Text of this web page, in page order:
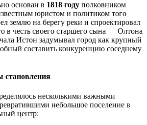
основан в 1818 году полковником
юристом и политиком того
землю на берегу реки и спроектировал
в честь своего старшего сына — Олтона
Истон задумывал город как крупный
составить конкуренцию соседнему
несколькими важными
небольшое поселение в
центр: